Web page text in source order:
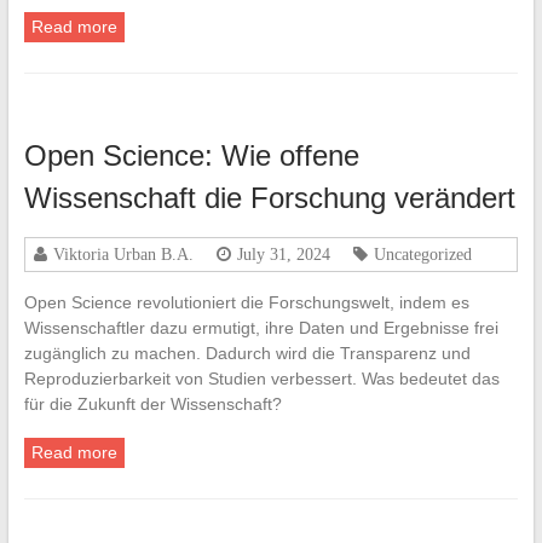
Read more
Open Science: Wie offene
Wissenschaft die Forschung verändert
Viktoria Urban B.A. July 31, 2024 Uncategorized
Open Science revolutioniert die Forschungswelt, indem es
Wissenschaftler dazu ermutigt, ihre Daten und Ergebnisse frei
zugänglich zu machen. Dadurch wird die Transparenz und
Reproduzierbarkeit von Studien verbessert. Was bedeutet das
für die Zukunft der Wissenschaft?
Read more